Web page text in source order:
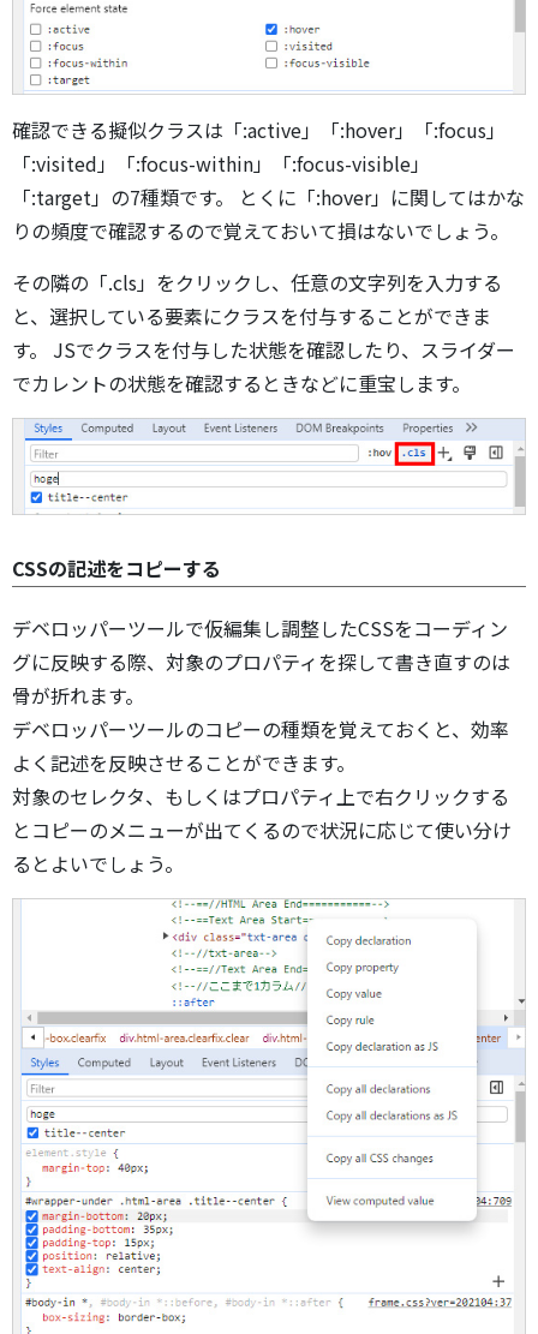
確認できる擬似クラスは「:active」「:hover」「:focus」
「:visited」「:focus-within」「:focus-visible」
「:target」の7種類です。 とくに「:hover」に関してはかな
りの頻度で確認するので覚えておいて損はないでしょう。
その隣の「.cls」をクリックし、任意の文字列を入力する
と、選択している要素にクラスを付与することができま
す。 JSでクラスを付与した状態を確認したり、スライダー
でカレントの状態を確認するときなどに重宝します。
CSSの記述をコピーする
デベロッパーツールで仮編集し調整したCSSをコーディン
グに反映する際、対象のプロパティを探して書き直すのは
骨が折れます。
デベロッパーツールのコピーの種類を覚えておくと、効率
よく記述を反映させることができます。
対象のセレクタ、もしくはプロパティ上で右クリックする
とコピーのメニューが出てくるので状況に応じて使い分け
るとよいでしょう。